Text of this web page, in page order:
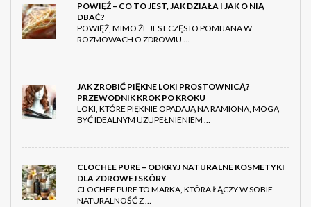
POWIĘŹ – CO TO JEST, JAK DZIAŁA I JAK O NIĄ
DBAĆ?
POWIĘŹ, MIMO ŻE JEST CZĘSTO POMIJANA W
ROZMOWACH O ZDROWIU …
JAK ZROBIĆ PIĘKNE LOKI PROSTOWNICĄ?
PRZEWODNIK KROK PO KROKU
LOKI, KTÓRE PIĘKNIE OPADAJĄ NA RAMIONA, MOGĄ
BYĆ IDEALNYM UZUPEŁNIENIEM …
CLOCHEE PURE – ODKRYJ NATURALNE KOSMETYKI
DLA ZDROWEJ SKÓRY
CLOCHEE PURE TO MARKA, KTÓRA ŁĄCZY W SOBIE
NATURALNOŚĆ Z …